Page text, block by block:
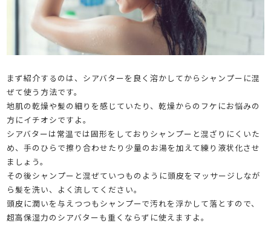
まず紹介するのは、シアバターを良く溶かしてからシャンプーに混
ぜて使う方法です。
地肌の乾燥や髪の細りを感じていたり、乾燥からのフケにお悩みの
方にイチオシですよ。
シアバターは常温では固形をしておりシャンプーと混ざりにくいた
め、手のひらで擦り合わせたり少量のお湯を加えて練り液状化させ
ましょう。
その後シャンプーと混ぜていつものように頭皮をマッサージしなが
ら髪を洗い、よく流してください。
頭皮に潤いを与えつつもシャンプーで汚れを浮かして落とすので、
超高保湿力のシアバターも重くならずに使えますよ。